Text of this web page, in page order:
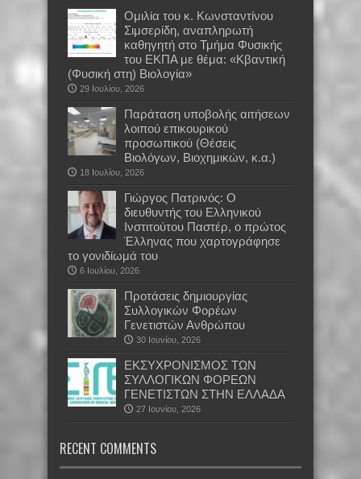
Oμιλία του κ. Κωνσταντίνου
Σιμσερίδη, αναπληρωτή
καθηγητή στο Τμήμα Φυσικής
του ΕΚΠΑ με θέμα: «Κβαντική
(Φυσική στη) Βιολογία»
29 Ιουλίου, 2026
Παράταση υποβολής αιτήσεων
λοιπού επικουρικού
προσωπικού (Θέσεις
Βιολόγων, Βιοχημικών, κ.α.)
18 Ιουλίου, 2026
Γιώργος Πατρινός: Ο
διευθυντής του Ελληνικού
Ινστιτούτου Παστέρ, ο πρώτος
Έλληνας που χαρτογράφησε
το γονιδίωμά του
6 Ιουλίου, 2026
Προτάσεις δημιουργίας
Συλλογικών Φορέων
Γενετιστών Ανθρώπου
30 Ιουνίου, 2026
EKΣΥΧΡΟΝΙΣΜΟΣ ΤΩΝ
ΣΥΛΛΟΓΙΚΩΝ ΦΟΡΕΩΝ
ΓΕΝΕΤΙΣΤΩΝ ΣΤΗΝ ΕΛΛΑΔΑ
27 Ιουνίου, 2026
RECENT COMMENTS